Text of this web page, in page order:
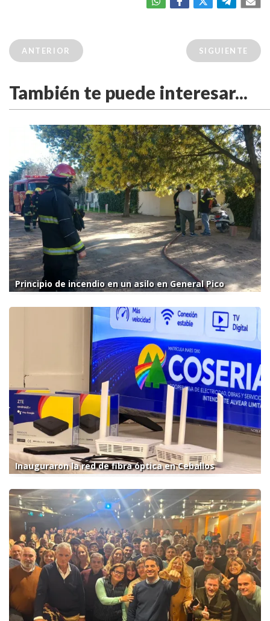
ANTERIOR SIGUIENTE
También te puede interesar...
Principio de incendio en un asilo en General Pico
Inauguraron la red de fibra óptica en Ceballos